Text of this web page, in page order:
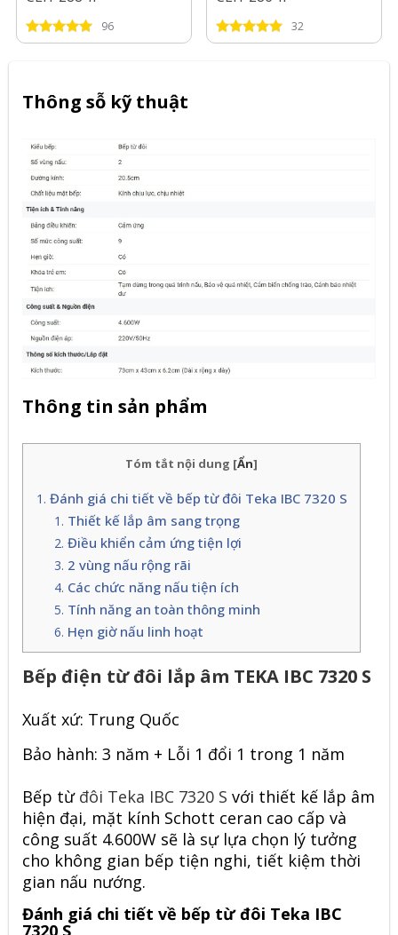
96 32
Thông sỗ kỹ thuật
Thông tin sản phẩm
Tóm tắt nội dung [Ẩn]
Đánh giá chi tiết về bếp từ đôi Teka IBC 7320 S
Thiết kế lắp âm sang trọng
Điều khiển cảm ứng tiện lợi
2 vùng nấu rộng rãi
Các chức năng nấu tiện ích
Tính năng an toàn thông minh
Hẹn giờ nấu linh hoạt
Bếp điện từ đôi lắp âm TEKA IBC 7320 S
Xuất xứ: Trung Quốc
Bảo hành: 3 năm + Lỗi 1 đổi 1 trong 1 năm
Bếp từđôi Teka IBC 7320 S với thiết kế lắp âm
hiện đại, mặt kính Schott ceran cao cấp và
công suất 4.600W sẽ là sự lựa chọn lý tưởng
cho không gian bếp tiện nghi, tiết kiệm thời
gian nấu nướng.
Đánh giá chi tiết về bếp từ đôi Teka IBC
7320 S